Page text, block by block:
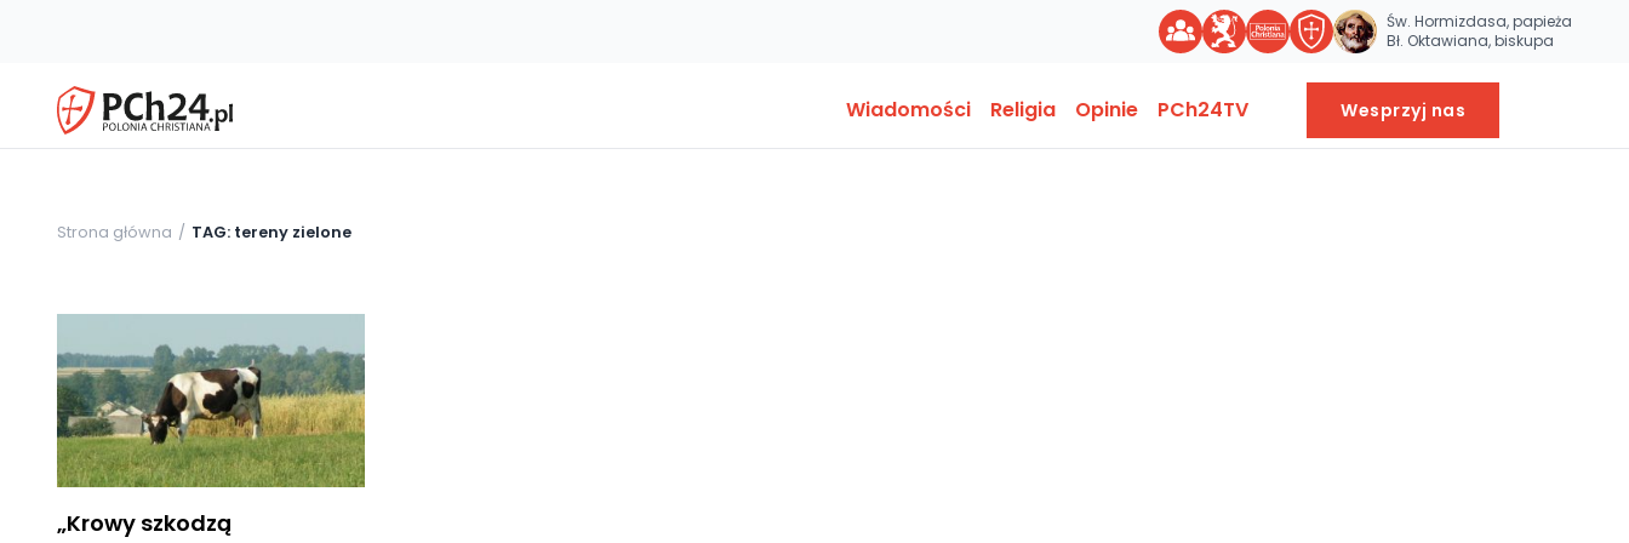
Św. Hormizdasa, papieża
Bł. Oktawiana, biskupa
Wiadomości Religia Opinie PCh24TV Wesprzyj nas
Strona główna TAG: tereny zielone
„Krowy szkodzą